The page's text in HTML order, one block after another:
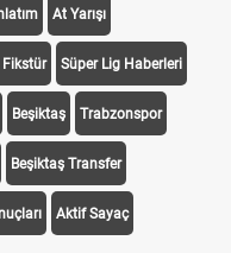
At Yarışı
Fikstür Süper Lig Haberleri
Beşiktaş Trabzonspor
Beşiktaş Transfer
Aktif Sayaç